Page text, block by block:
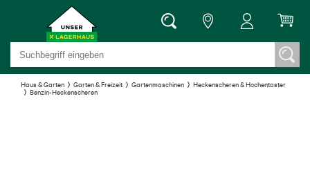
Haus & Garten Garten & Freizeit Gartenmaschinen
Heckenscheren & Hochentaster
Benzin-Heckenscheren